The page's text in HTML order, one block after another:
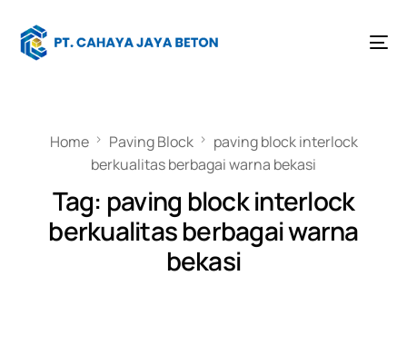
Home Paving Block
paving block interlock
berkualitas berbagai warna bekasi
Tag: paving block interlock
berkualitas berbagai warna
bekasi